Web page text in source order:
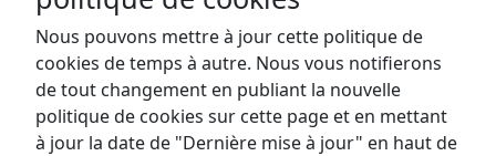
Nous pouvons mettre à jour cette politique de
cookies de temps à autre. Nous vous notifierons
de tout changement en publiant la nouvelle
politique de cookies sur cette page et en mettant
à jour la date de "Dernière mise à jour" en haut de